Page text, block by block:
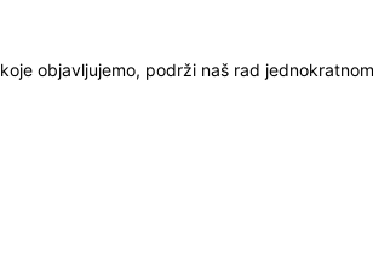
objavljujemo, podrži naš rad